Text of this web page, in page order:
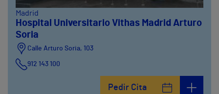
Madrid
Hospital Universitario Vithas Madrid Arturo
Soria
Calle Arturo Soria, 103
912 143 100
Pedir Cita